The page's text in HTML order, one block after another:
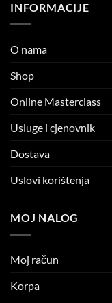
INFORMACIJE
O nama
Shop
Online Masterclass
Usluge i cjenovnik
Dostava
Uslovi korištenja
MOJ NALOG
Moj račun
Korpa